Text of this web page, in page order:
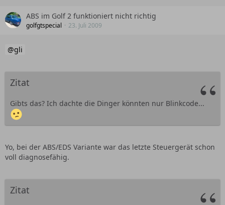
ABS im Golf 2 funktioniert nicht richtig
golfgtspecial 23. Juli 2009
gli
Zitat
Gibts das? Ich dachte die Dinger könnten nur Blinkcode...
Yo, bei der ABS/EDS Variante war das letzte Steuergerät schon
voll diagnosefähig.
Zitat